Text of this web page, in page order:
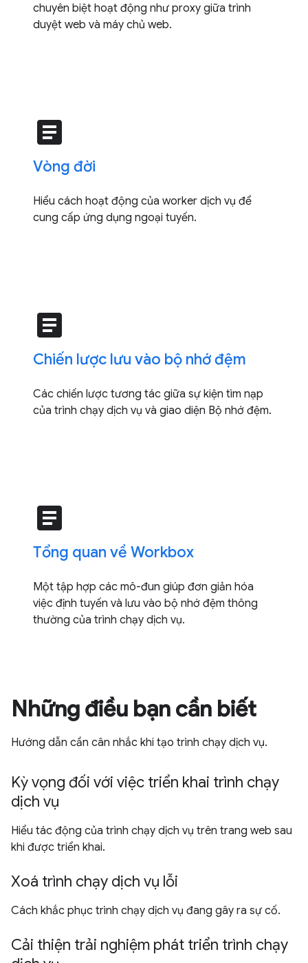
chuyên biệt hoạt động như proxy giữa trình
duyệt web và máy chủ web.
article
Vòng đời
Hiểu cách hoạt động của worker dịch vụ để
cung cấp ứng dụng ngoại tuyến.
article
Chiến lược lưu vào bộ nhớ đệm
Các chiến lược tương tác giữa sự kiện tìm nạp
của trình chạy dịch vụ và giao diện Bộ nhớ đệm.
article
Tổng quan về Workbox
Một tập hợp các mô-đun giúp đơn giản hóa
việc định tuyến và lưu vào bộ nhớ đệm thông
thường của trình chạy dịch vụ.
Những điều bạn cần biết
Hướng dẫn cần cân nhắc khi tạo trình chạy dịch vụ.
Kỳ vọng đối với việc triển khai trình chạy
dịch vụ
Hiểu tác động của trình chạy dịch vụ trên trang web sau
khi được triển khai.
Xoá trình chạy dịch vụ lỗi
Cách khắc phục trình chạy dịch vụ đang gây ra sự cố.
Cải thiện trải nghiệm phát triển trình chạy